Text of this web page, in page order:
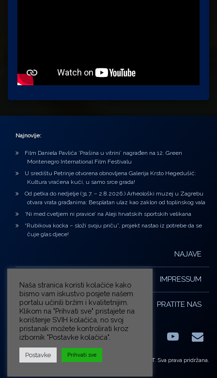
Najnovije:
Film Daniela Pavlića ‘Prašina u vitrini’ nagrađen na 12. Green
Montenegro International Film Festivalu
U središtu Petrinje otvorena obnovljena Galerija Krsto Hegedušić:
Kultura vraćena kući, u samo srce grada!
Od petka do nedjelje (31.7. – 2.8.2026.) Arheološki muzej u Zagrebu
otvara vrata građanima: Besplatan ulaz kao zaklon od toplinskog vala
‘Ni med cvetjem ni pravice’ na Aleji hrvatskih sportskih velikana
“Rubikova kocka – složi svoju priču”, projekt nastao iz potrebe da se
čuje glas djece!
NAJAVE
IMPRESSUM
PRATITE NAS
FacebookLinkedIn E-
© ZG-KULT. Sva prava pridržana.
Naša stranica koristi kolačiće kako
bismo vam iskustvo posjete našem
portalu učinili bržim i kvalitetnijim.
Klikom na "Prihvati sve" pristajete na
korištenje SVIH kolačića, no svoj
pristanak možete kontrolirati kroz
izbornik "Postavke kolačića".
Postavke Prihvati sve